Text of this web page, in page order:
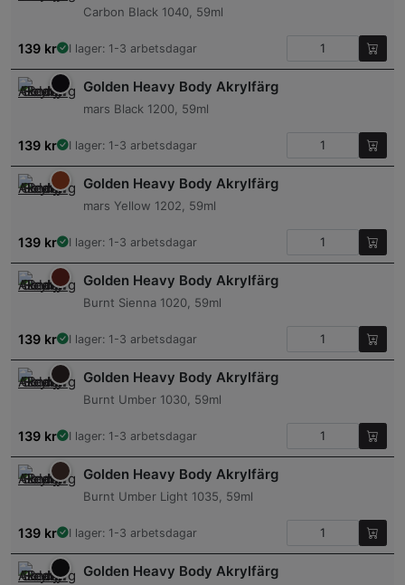
Carbon Black 1040, 59ml
139 kr I lager: 1-3 arbetsdagar
Golden Heavy Body Akrylfärg
mars Black 1200, 59ml
139 kr I lager: 1-3 arbetsdagar
Golden Heavy Body Akrylfärg
mars Yellow 1202, 59ml
139 kr I lager: 1-3 arbetsdagar
Golden Heavy Body Akrylfärg
Burnt Sienna 1020, 59ml
139 kr I lager: 1-3 arbetsdagar
Golden Heavy Body Akrylfärg
Burnt Umber 1030, 59ml
139 kr I lager: 1-3 arbetsdagar
Golden Heavy Body Akrylfärg
Burnt Umber Light 1035, 59ml
139 kr I lager: 1-3 arbetsdagar
Golden Heavy Body Akrylfärg